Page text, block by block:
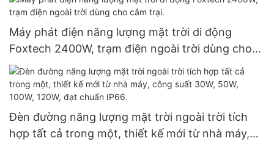
Máy phát điện năng lượng mặt trời di động
Foxtech 2400W, trạm điện ngoài trời dùng cho
cắm trại.
Đèn đường năng lượng mặt trời ngoài trời tích
hợp tất cả trong một, thiết kế mới từ nhà máy,